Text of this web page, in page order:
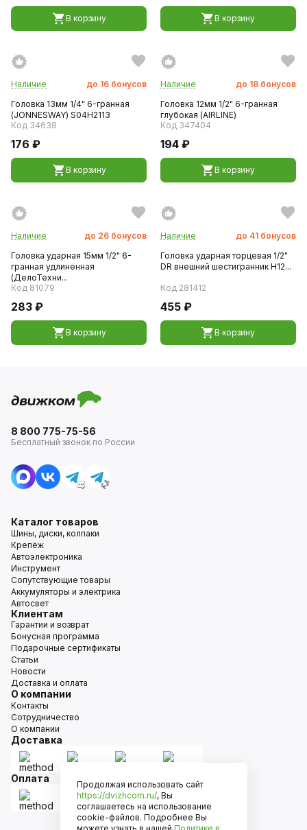
В корзину В корзину
Наличие до 16 бонусов
Головка 13мм 1/4" 6-гранная
(JONNESWAY) S04H2113
Код 34638
176 ₽
В корзину
Наличие до 18 бонусов
Головка 12мм 1/2" 6-гранная
глубокая (AIRLINE)
Код 347404
194 ₽
В корзину
Наличие до 26 бонусов
Головка ударная 15мм 1/2" 6-
гранная удлиненная
(ДелоТехни...
Код 81079
283 ₽
В корзину
Наличие до 41 бонусов
Головка ударная торцевая 1/2"
DR внешний шестигранник H12...
Код 281412
455 ₽
В корзину
8 800 775-75-56
Бесплатный звонок по России
Каталог товаров
Шины, диски, колпаки
Крепёж
Автоэлектроника
Инструмент
Сопутствующие товары
Аккумуляторы и электрика
Автосвет
Клиентам
Гарантии и возврат
Бонусная программа
Подарочные сертификаты
Статьи
Новости
Доставка и оплата
О компании
Контакты
Сотрудничество
О компании
Доставка
Оплата
Продолжая использовать сайт
https://dvizhcom.ru/, Вы
соглашаетесь на использование
cookie-файлов. Подробнее Вы